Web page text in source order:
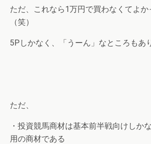
ただ、これなら1万円で買わなくてよ
（笑）
5Pしかなく、「うーん」なところもあ
ただ、
・投資競馬商材は基本前半戦向けしか
用の商材である